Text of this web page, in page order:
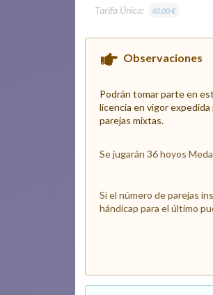
Tarifa Única: 40.00 €
Observaciones
Podrán tomar parte en
licencia en vigor
parejas mixtas.
Se jugarán 36 hoyos
Si el número de parejas
hándicap para el último